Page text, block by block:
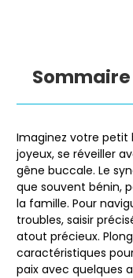
Sommaire
Imaginez votre petit
joyeux, se réveiller
gêne buccale. Le
que souvent bénin,
la famille. Pour
troubles, saisir
atout précieux.
caractéristiques
paix avec quelques